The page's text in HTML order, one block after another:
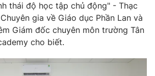
Podcast
Infographic
thái độ học tập chủ động" - Thạc
gia về Giáo dục Phần Lan và
Giám đốc chuyên môn trường Tân
cho biết.